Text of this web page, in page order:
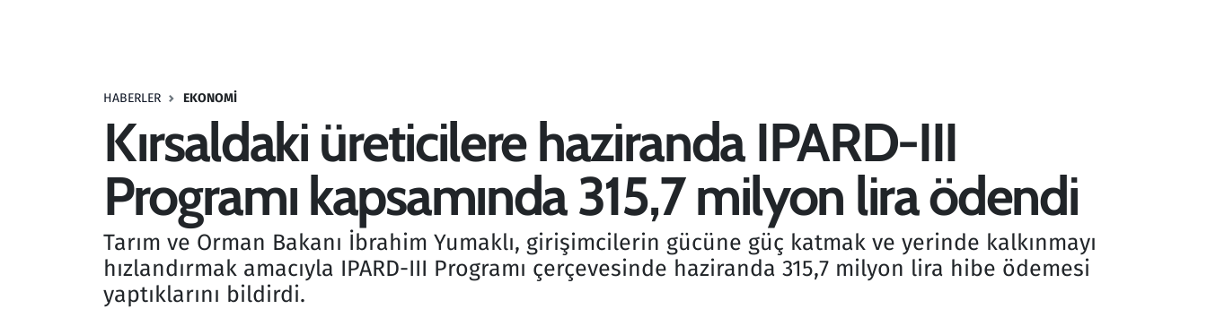
HABERLER EKONOMI
Kırsaldaki üreticilere haziranda IPARD-III
Programı kapsamında 315,7 milyon lira ödendi
Tarım ve Orman Bakanı İbrahim Yumaklı, girişimcilerin gücüne güç katmak ve yerinde kalkınmayı
hızlandırmak amacıyla IPARD-III Programı çerçevesinde haziranda 315,7 milyon lira hibe ödemesi
yaptıklarını bildirdi.
Savunma Sanayi